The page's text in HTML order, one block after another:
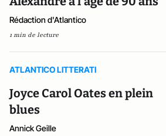
Rédaction d'Atlantico
1 min de lecture
ATLANTICO LITTERATI
Joyce Carol Oates en plein
blues
Annick Geille